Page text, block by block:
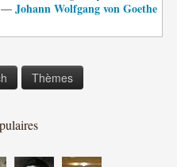
— Johann Wolfgang von Goethe
Thèmes